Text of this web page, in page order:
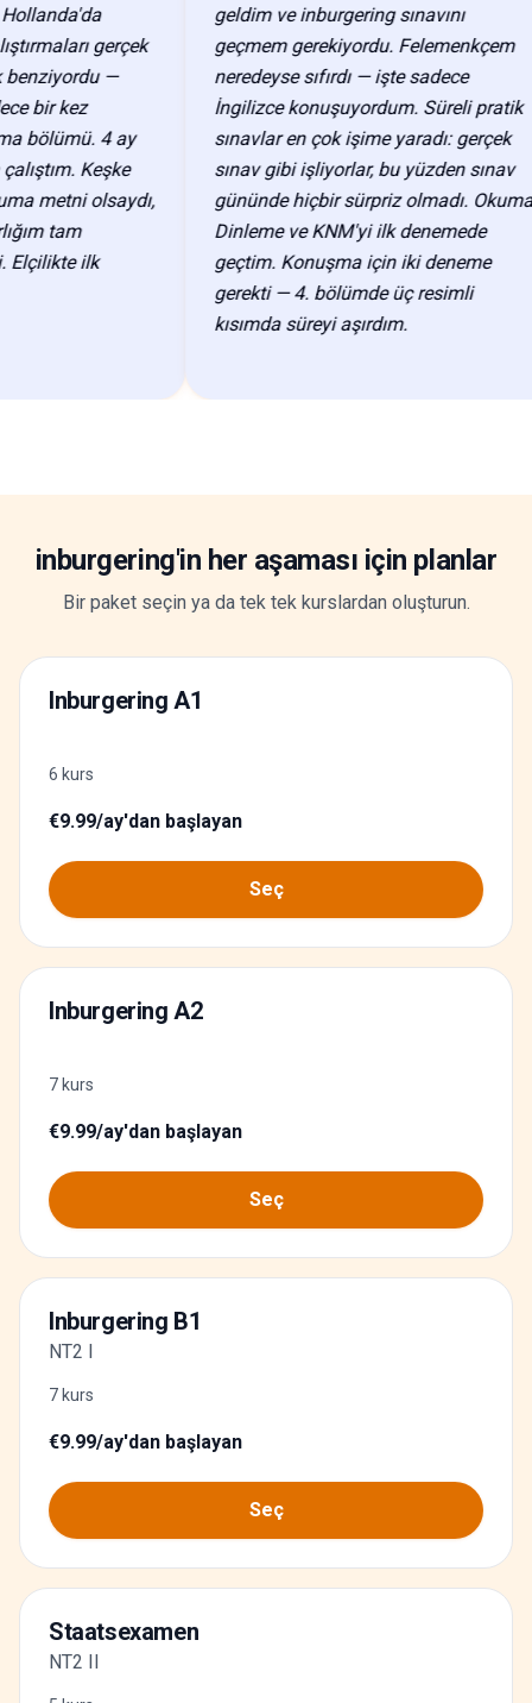
gerçek
—
kez
4 ay
Keşke
olsaydı,
tam
ilk
geldim ve inburgering sınavını
geçmem gerekiyordu. Felemenkçem
neredeyse sıfırdı — işte sadece
İngilizce konuşuyordum. Süreli pratik
sınavlar en çok işime yaradı: gerçek
sınav gibi işliyorlar, bu yüzden sınav
gününde hiçbir sürpriz olmadı. Okuma,
Dinleme ve KNM'yi ilk denemede
geçtim. Konuşma için iki deneme
gerekti — 4. bölümde üç resimli
kısımda süreyi aşırdım.
inburgering'in her aşaması için planlar
Bir paket seçin ya da tek tek kurslardan oluşturun.
Inburgering A1
6 kurs
€9.99/ay'dan başlayan
Seç
Inburgering A2
7 kurs
€9.99/ay'dan başlayan
Seç
Inburgering B1
NT2 I
7 kurs
€9.99/ay'dan başlayan
Seç
Staatsexamen
NT2 II